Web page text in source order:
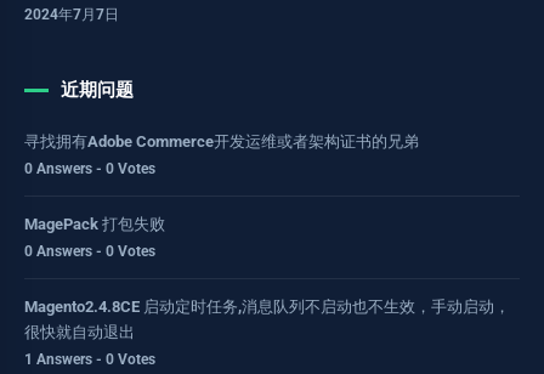
2024年7月7日
近期问题
寻找拥有Adobe Commerce开发运维或者架构证书的兄弟
0 Answers - 0 Votes
MagePack 打包失败
0 Answers - 0 Votes
Magento2.4.8CE 启动定时任务,消息队列不启动也不生效，手动启动，
很快就自动退出
1 Answers - 0 Votes